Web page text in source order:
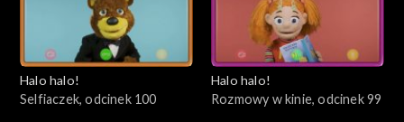
Halo halo!
Selfiaczek, odcinek 100
Halo halo!
Rozmowy w kinie, odcinek 99